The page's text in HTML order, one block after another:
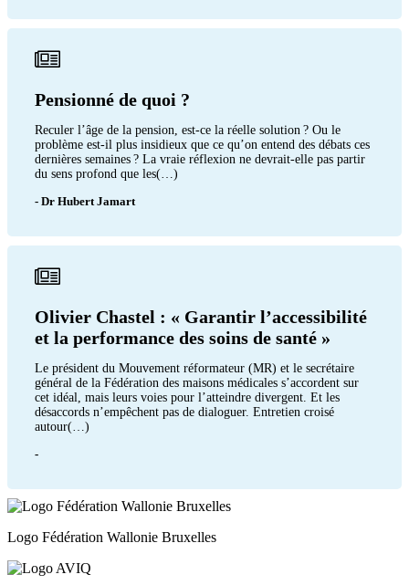
Pensionné de quoi ?
Reculer l’âge de la pension, est-ce la réelle solution ? Ou le
problème est-il plus insidieux que ce qu’on entend des débats ces
dernières semaines ? La vraie réflexion ne devrait-elle pas partir
du sens profond que les(…)
- Dr Hubert Jamart
Olivier Chastel : « Garantir l’accessibilité
et la performance des soins de santé »
Le président du Mouvement réformateur (MR) et le secrétaire
général de la Fédération des maisons médicales s’accordent sur
cet idéal, mais leurs voies pour l’atteindre divergent. Et les
désaccords n’empêchent pas de dialoguer. Entretien croisé
autour(…)
-
Logo Fédération Wallonie Bruxelles